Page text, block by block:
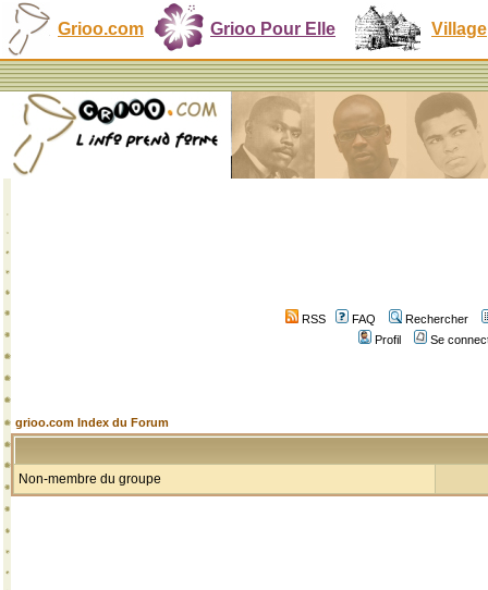
Grioo.com Grioo Pour Elle Village
RSS FAQ
Rechercher
Profil
Se
grioo.com Index du Forum
Non-membre du groupe